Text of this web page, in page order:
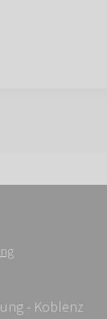
- Koblenz